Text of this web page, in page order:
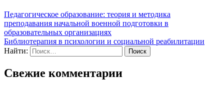
Педагогическое образование: теория и методика
преподавания начальной военной подготовки в
образовательных организациях
Библиотерапия в психологии и социальной реабилитации
Найти:
Свежие комментарии